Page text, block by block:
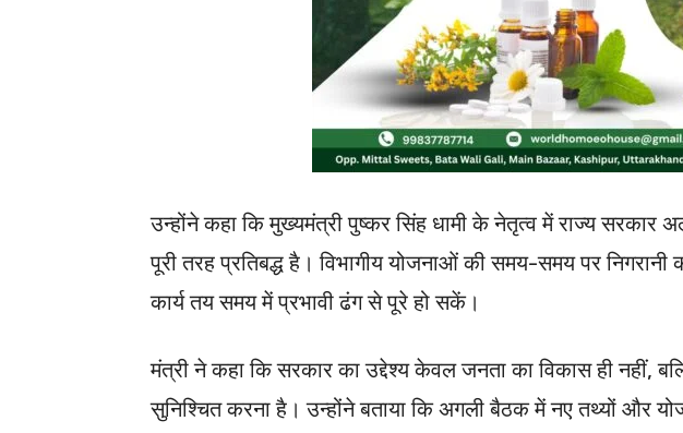
उन्होंने कहा कि मुख्यमंत्री पुष्कर सिंह धामी के नेतृत्व में राज्य
पूरी तरह प्रतिबद्ध है। विभागीय योजनाओं की समय-समय पर निगरानी
कार्य तय समय में प्रभावी ढंग से पूरे हो सकें।
मंत्री ने कहा कि सरकार का उद्देश्य केवल जनता का विकास ही नहीं,
सुनिश्चित करना है। उन्होंने बताया कि अगली बैठक में नए तथ्यों और